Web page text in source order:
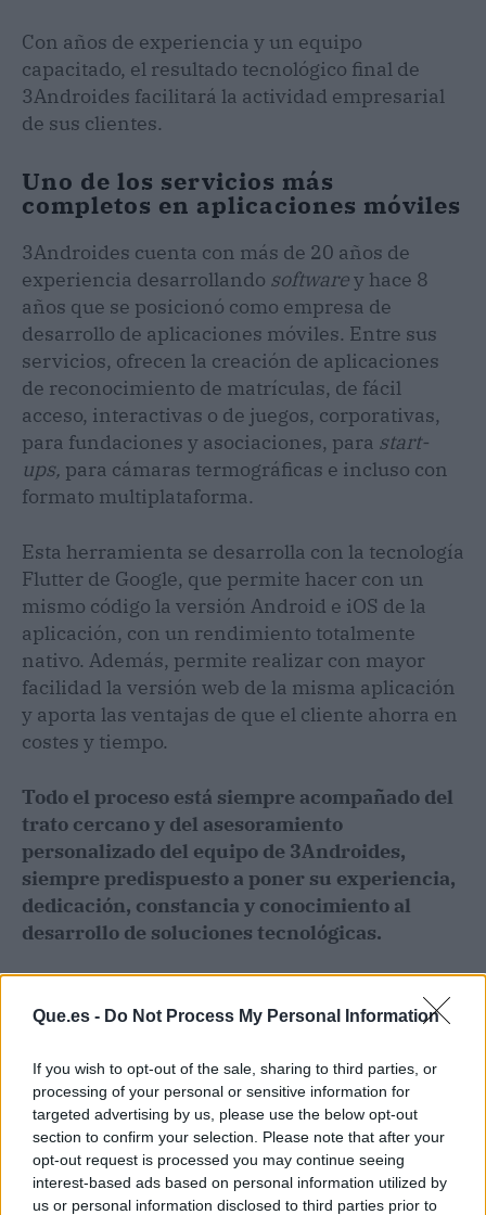
Que.es - Do Not Process My Personal Information
If you wish to opt-out of the sale, sharing to third parties, or
processing of your personal or sensitive information for
targeted advertising by us, please use the below opt-out
section to confirm your selection. Please note that after your
opt-out request is processed you may continue seeing
interest-based ads based on personal information utilized by
us or personal information disclosed to third parties prior to
Con años de experiencia y un equipo
capacitado, el resultado tecnológico final de
3Androides facilitará la actividad empresarial
de sus clientes.
Uno de los servicios más
completos en aplicaciones móviles
3Androides cuenta con más de 20 años de
experiencia desarrollando softwarey hace 8
años que se posicionó como empresa de
desarrollo de aplicaciones móviles. Entre sus
servicios, ofrecen la creación de aplicaciones
de reconocimiento de matrículas, de fácil
acceso, interactivas o de juegos, corporativas,
para fundaciones y asociaciones, para start-
ups, para cámaras termográficas e incluso con
formato multiplataforma.
Esta herramienta se desarrolla con la tecnología
Flutter de Google, que permite hacer con un
mismo código la versión Android e iOS de la
aplicación, con un rendimiento totalmente
nativo. Además, permite realizar con mayor
facilidad la versión web de la misma aplicación
y aporta las ventajas de que el cliente ahorra en
costes y tiempo.
Todo el proceso está siempre acompañado del
trato cercano y del asesoramiento
personalizado del equipo de 3Androides,
siempre predispuesto a poner su experiencia,
dedicación, constancia y conocimiento al
desarrollo de soluciones tecnológicas.